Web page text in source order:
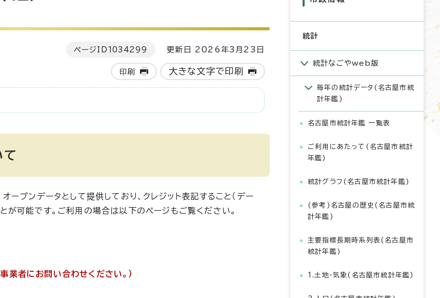
ページID 1034299 更新日 2026年3月23日
印刷 大きな文字で印刷
て
オープンデータとして提供しており、クレジット表記すること（デー
が可能です。ご利用の場合は以下のページもご覧ください。
業者にお問い合わせください。）
統計
統計なごやweb版
毎年の統計データ(名古屋市統
計年鑑)
名古屋市統計年鑑 一覧表
ご利用にあたって(名古屋市統計
年鑑)
統計グラフ(名古屋市統計年鑑)
(参考)名古屋の歴史(名古屋市統
計年鑑)
主要指標長期時系列表(名古屋市
統計年鑑)
1.土地・気象(名古屋市統計年鑑)